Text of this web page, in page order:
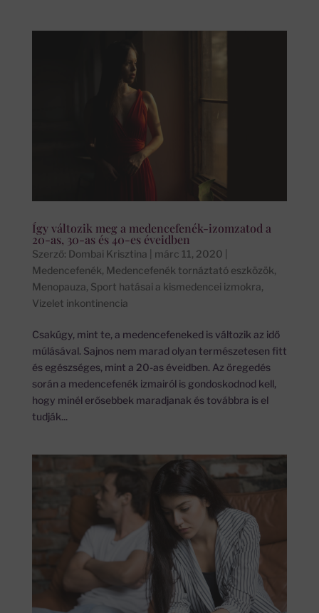
Így változik meg a medencefenék-izomzatod a
20-as, 30-as és 40-es éveidben
Szerző: Dombai Krisztina márc 11, 2020
Medencefenék, Medencefenék tornáztató eszközök,
Menopauza, Sport hatásai a kismedencei izmokra,
Vizelet inkontinencia
Csakúgy, mint te, a medencefeneked is változik az idő
múlásával. Sajnos nem marad olyan természetesen fitt
és egészséges, mint a 20-as éveidben. Az öregedés
során a medencefenék izmairól is gondoskodnod kell,
hogy minél erősebbek maradjanak és továbbra is el
tudják...